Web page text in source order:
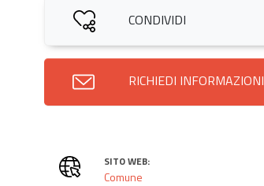
CONDIVIDI
RICHIEDI INFORMAZIONI
SITO WEB:
Comune